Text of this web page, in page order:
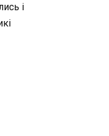
і